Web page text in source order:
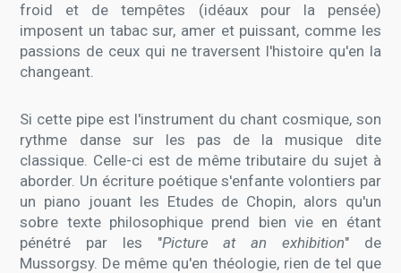
froid et de tempêtes (idéaux pour la pensée)
imposent un tabac sur, amer et puissant, comme les
passions de ceux qui ne traversent l'histoire qu'en la
changeant.
Si cette pipe est l'instrument du chant cosmique, son
rythme danse sur les pas de la musique dite
classique. Celle-ci est de même tributaire du sujet à
aborder. Un écriture poétique s'enfante volontiers par
un piano jouant les Etudes de Chopin, alors qu'un
sobre texte philosophique prend bien vie en étant
pénétré par les "Picture at an exhibition" de
Mussorgsy. De même qu'en théologie, rien de tel que